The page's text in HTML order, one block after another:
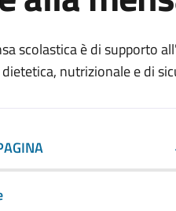
scolastica è di supporto
nutrizionale e di